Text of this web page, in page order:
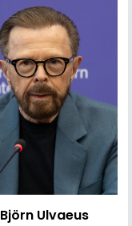
Björn Ulvaeus